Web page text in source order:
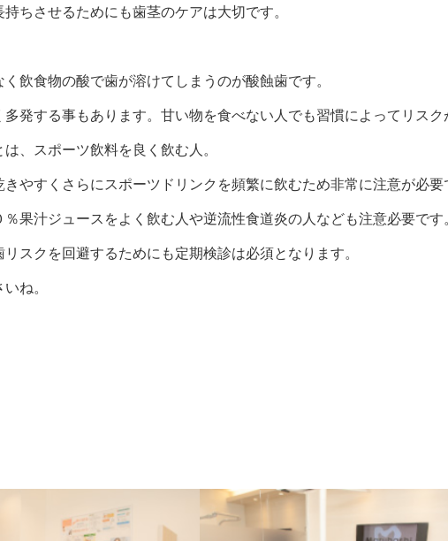
ちさせるためにも歯茎のケアは大切です。
飲食物の酸で歯が溶けてしまうのが酸蝕歯です。
発する事もあります。甘い物を食べない人でも習慣によってリスク
、スポーツ飲料を良く飲む人。
やすくさらにスポーツドリンクを頻繁に飲むため非常に注意が必要
果汁ジュースをよく飲む人や逆流性食道炎の人なども注意必要です。
スクを回避するためにも定期検診は必須となります。
ね。